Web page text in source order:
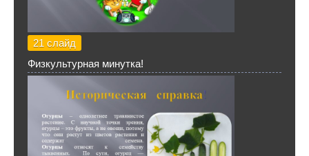
21 слайд
Физкультурная минутка!